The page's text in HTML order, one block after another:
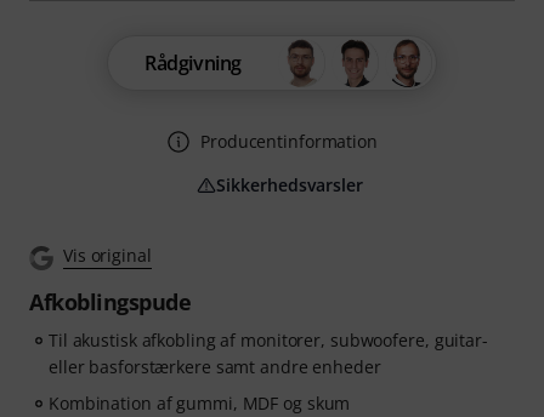
Vis original
Afkoblingspude
Til akustisk afkobling af monitorer, subwoofere, guitar-
eller basforstærkere samt andre enheder
Kombination af gummi, MDF og skum
Rådgivning
Producentinformation
Sikkerhedsvarsler